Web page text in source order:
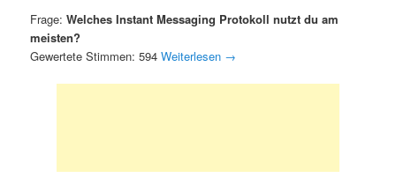
Frage:Welches Instant Messaging Protokoll nutzt du am
meisten?
Gewertete Stimmen: 594Weiterlesen →